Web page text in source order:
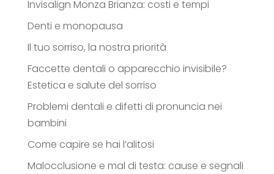
Invisalign Monza Brianza: costi e tempi
Denti e monopausa
Il tuo sorriso, la nostra priorità
Faccette dentali o apparecchio invisibile?
Estetica e salute del sorriso
Problemi dentali e difetti di pronuncia nei
bambini
Come capire se hai l’alitosi
Malocclusione e mal di testa: cause e segnali